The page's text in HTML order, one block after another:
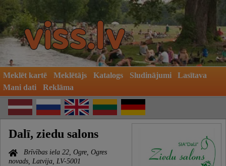
Meklēt kartē Meklētājs Katalogs Sludinājumi
Lasītava
Mani dati
Reklāma
Dalī, ziedu salons
Brīvības iela 22, Ogre, Ogres
novads, Latvija, LV-5001